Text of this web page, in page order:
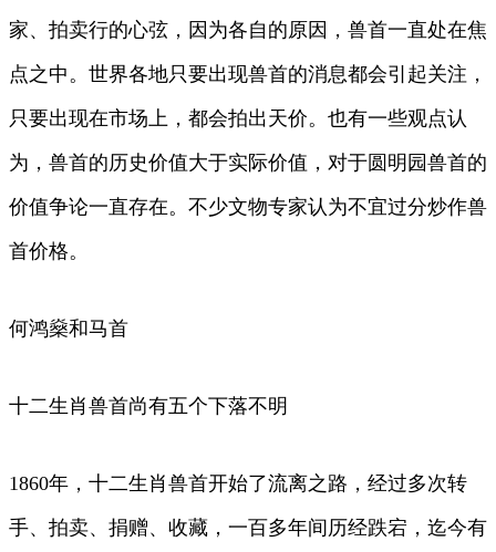
家、拍卖行的心弦，因为各自的原因，兽首一直处在焦
点之中。世界各地只要出现兽首的消息都会引起关注，
只要出现在市场上，都会拍出天价。也有一些观点认
为，兽首的历史价值大于实际价值，对于圆明园兽首的
价值争论一直存在。不少文物专家认为不宜过分炒作兽
首价格。
何鸿燊和马首
十二生肖兽首尚有五个下落不明
1860年，十二生肖兽首开始了流离之路，经过多次转
手、拍卖、捐赠、收藏，一百多年间历经跌宕，迄今有